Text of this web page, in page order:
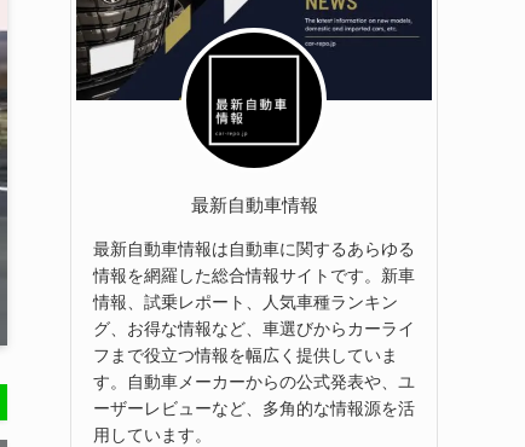
最新自動車情報
最新自動車情報は自動車に関するあらゆる
情報を網羅した総合情報サイトです。新車
情報、試乗レポート、人気車種ランキン
グ、お得な情報など、車選びからカーライ
フまで役立つ情報を幅広く提供していま
す。自動車メーカーからの公式発表や、ユ
ーザーレビューなど、多角的な情報源を活
用しています。